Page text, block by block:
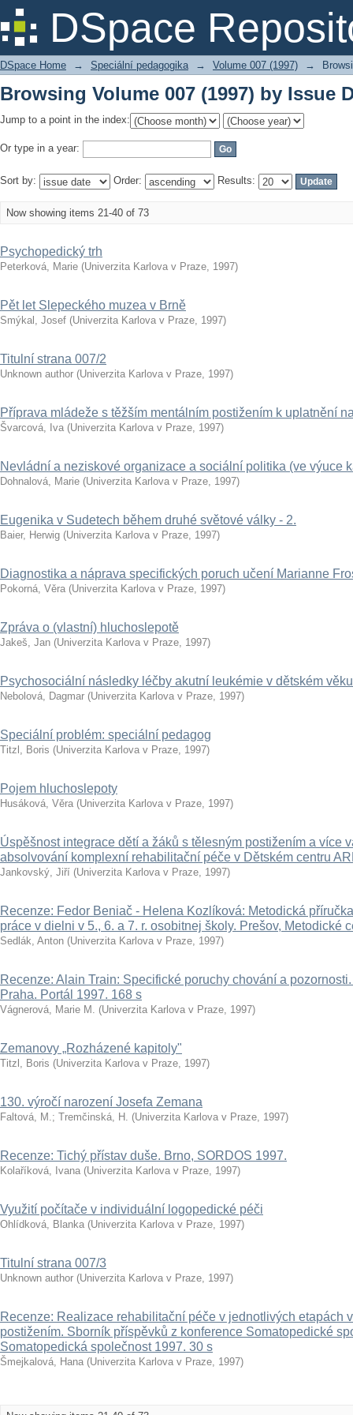
DSpace
Browsing Volume 007 (1997) by Issue
DSpace Home → Speciální pedagogika → Volume 007 (1997) →
Browsing Volume 007 (1997) by Issue
Jump to a point in the index:
Or type in a year:
Sort by: Order: Results:
Now showing items 21-40 of 73
Psychopedický trh
Peterková, Marie (Univerzita Karlova v Praze, 1997)
Pět let Slepeckého muzea v Brně
Smýkal, Josef (Univerzita Karlova v Praze, 1997)
Titulní strana 007/2
Unknown author (Univerzita Karlova v Praze, 1997)
Příprava mládeže s těžším mentálním postižením k uplatnění
Švarcová, Iva (Univerzita Karlova v Praze, 1997)
Nevládní a neziskové organizace a sociální politika (ve výuce
Dohnalová, Marie (Univerzita Karlova v Praze, 1997)
Eugenika v Sudetech během druhé světové války - 2.
Baier, Herwig (Univerzita Karlova v Praze, 1997)
Diagnostika a náprava specifických poruch učení Marianne
Pokorná, Věra (Univerzita Karlova v Praze, 1997)
Zpráva o (vlastní) hluchoslepotě
Jakeš, Jan (Univerzita Karlova v Praze, 1997)
Psychosociální následky léčby akutní leukémie v dětském věku
Nebolová, Dagmar (Univerzita Karlova v Praze, 1997)
Speciální problém: speciální pedagog
Titzl, Boris (Univerzita Karlova v Praze, 1997)
Pojem hluchoslepoty
Husáková, Věra (Univerzita Karlova v Praze, 1997)
Úspěšnost integrace dětí a žáků s tělesným postižením a více
absolvování komplexní rehabilitační péče v Dětském centru
Jankovský, Jiří (Univerzita Karlova v Praze, 1997)
Recenze: Fedor Beniač - Helena Kozlíková: Metodická
práce v dielni v 5., 6. a 7. r. osobitnej školy. Prešov, Metodické
Sedlák, Anton (Univerzita Karlova v Praze, 1997)
Recenze: Alain Train: Specifické poruchy chování a
Praha. Portál 1997. 168 s
Vágnerová, Marie M. (Univerzita Karlova v Praze, 1997)
Zemanovy „Rozházené kapitoly"
Titzl, Boris (Univerzita Karlova v Praze, 1997)
130. výročí narození Josefa Zemana
Faltová, M.; Tremčinská, H. (Univerzita Karlova v Praze, 1997)
Recenze: Tichý přístav duše. Brno, SORDOS 1997.
Kolaříková, Ivana (Univerzita Karlova v Praze, 1997)
Využití počítače v individuální logopedické péči
Ohlídková, Blanka (Univerzita Karlova v Praze, 1997)
Titulní strana 007/3
Unknown author (Univerzita Karlova v Praze, 1997)
Recenze: Realizace rehabilitační péče v jednotlivých etapách
postižením. Sborník příspěvků z konference Somatopedické
Somatopedická společnost 1997. 30 s
Šmejkalová, Hana (Univerzita Karlova v Praze, 1997)